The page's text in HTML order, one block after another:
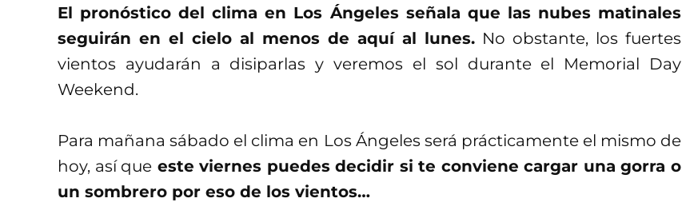
El pronóstico del clima en Los Ángeles señala que las nubes matinales
seguirán en el cielo al menos de aquí al lunes. No obstante, los fuertes
vientos ayudarán a disiparlas y veremos el sol durante el Memorial Day
Weekend.
Para mañana sábado el clima en Los Ángeles será prácticamente el mismo de
hoy, así que este viernes puedes decidir si te conviene cargar una gorra o
un sombrero por eso de los vientos…